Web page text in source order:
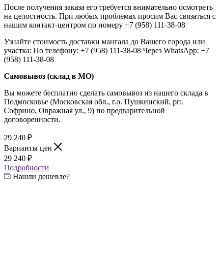
После получения заказа его требуется внимательно осмотреть
на целостность. При любых проблемах просим Вас связаться с
нашим контакт-центром по номеру +7 (958) 111-38-08
Узнайте стоимость доставки мангала до Вашего города или
участка: По телефону: +7 (958) 111-38-08 Через WhatsApp: +7
(958) 111-38-08
Самовывоз (склад в МО)
Вы можете бесплатно сделать самовывоз из нашего склада в
Подмосковье (Московская обл., г.о. Пушкинский, рп.
Софрино, Овражная ул., 9) по предварительной
договоренности.
29 240 ₽
Варианты цен
29 240 ₽
Подробности
Нашли дешевле?